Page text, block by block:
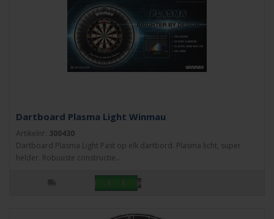
Dartboard Plasma Light Winmau
Artikelnr: 300430
Dartboard Plasma Light Past op elk dartbord. Plasma licht, super
helder. Robuuste constructie...